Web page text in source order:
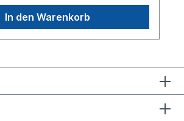
In den Warenkorb